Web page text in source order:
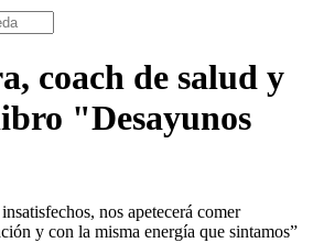
coach de salud y
"Desayunos
nos apetecerá comer
y con la misma energía que sintamos”